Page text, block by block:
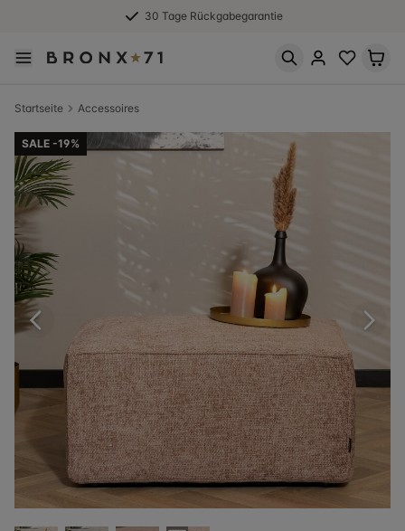
30 Tage Rückgabegarantie
Startseite Accessoires
SALE -19%